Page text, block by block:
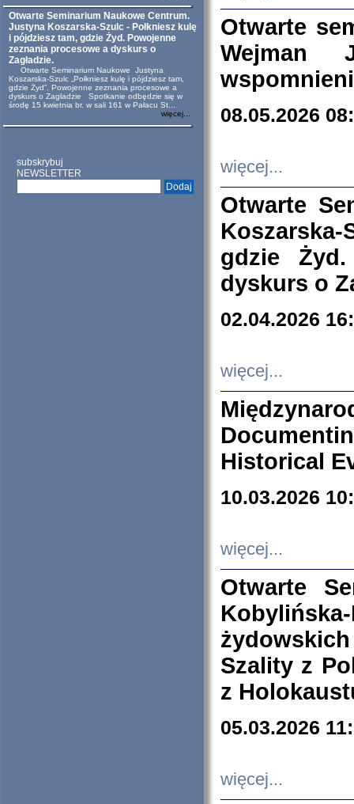
Otwarte Seminarium Naukowe Centrum.
Justyna Koszarska-Szulc - Połkniesz kulę
i pójdziesz tam, gdzie Żyd. Powojenne
zeznania procesowe a dyskurs o
Zagładzie.
Otwarte Seminarium Naukowe Justyna
Koszarska-Szulc „Połkniesz kulę i pójdziesz tam,
gdzie Żyd”. Powojenne zeznania procesowe a
dyskurs o Zagładzie Spotkanie odbędzie się w
środę 15 kwietnia br. w sali 161 w Pałacu St...
więcej...
subskrybuj
NEWSLETTER
Otwarte
Wejman
08.05.2026
więcej...
Otwarte
Koszarska-
gdzie
dyskurs o
02.04.2026
więcej...
Historical
10.03.2026
więcej...
Otwarte
Szality z
z
05.03.2026
więcej...